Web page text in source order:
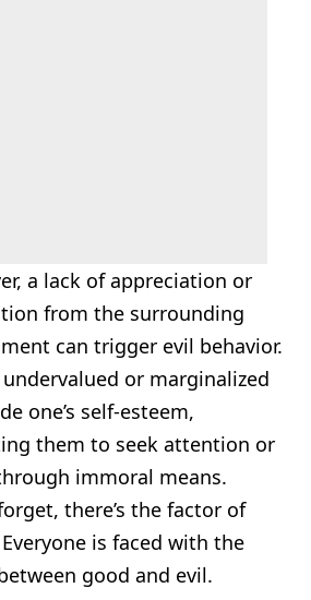
a lack of appreciation or
from the surrounding
can trigger evil behavior.
undervalued or marginalized
one’s self-esteem,
them to seek attention or
immoral means.
there’s the factor of
is faced with the
good and evil.